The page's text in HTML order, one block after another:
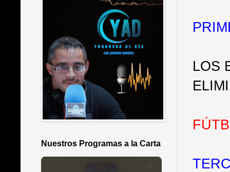
LOS
Nuestros Programas a la Carta